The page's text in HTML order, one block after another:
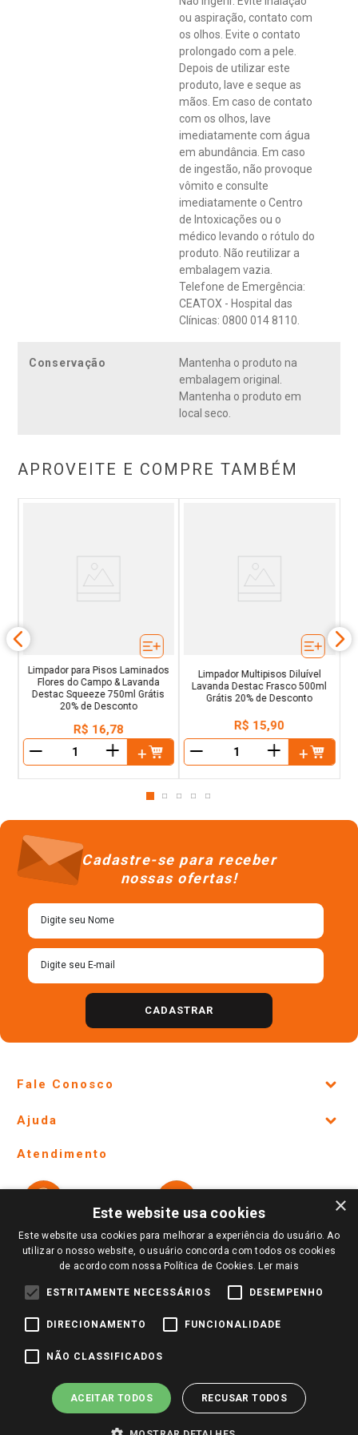
ou aspiração, contato com
os olhos. Evite o contato
prolongado com a pele.
Depois de utilizar este
produto, lave e seque as
mãos. Em caso de contato
com os olhos, lave
imediatamente com água
em abundância. Em caso
de ingestão, não provoque
vômito e consulte
imediatamente o Centro
de Intoxicações ou o
médico levando o rótulo do
produto. Não reutilizar a
embalagem vazia.
Telefone de Emergência:
CEATOX - Hospital das
Clínicas: 0800 014 8110.
Conservação
Mantenha o produto na
embalagem original.
Mantenha o produto em
local seco.
APROVEITE E COMPRE TAMBÉM
Limpador para Pisos Laminados
Flores do Campo & Lavanda
Destac Squeeze 750ml Grátis
20% de Desconto
R$ 16,78
＋
Limpador Multipisos Diluível
Lavanda Destac Frasco 500ml
Grátis 20% de Desconto
R$ 15,90
＋
Cadastre-se para receber
nossas ofertas!
CADASTRAR
Fale Conosco
Lojas Físicas e Horários
Ofertas
Notícias
Perguntas frequentes
Trabalhe Conosco
Ajuda
Formas de Pagamento
Políticas de entrega
Trocas e Devoluções
Atendimento
Vendas Online
Ouvidoria
Redes Sociais
×
Este website usa cookies
Este website usa cookies para melhorar a experiência do usuário. Ao
utilizar o nosso website, o usuário concorda com todos os cookies
de acordo com nossa Política de Cookies. Ler mais
ESTRITAMENTE NECESSÁRIOS DESEMPENHO
DIRECIONAMENTO FUNCIONALIDADE
NÃO CLASSIFICADOS
ACEITAR TODOS RECUSAR TODOS